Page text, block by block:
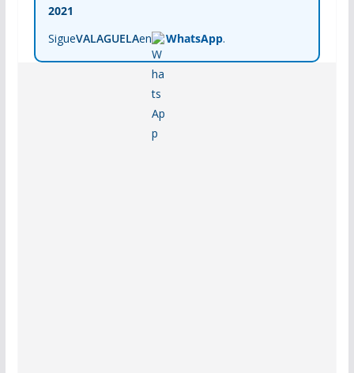
2021
SigueVALAGUELAen WhatsApp.